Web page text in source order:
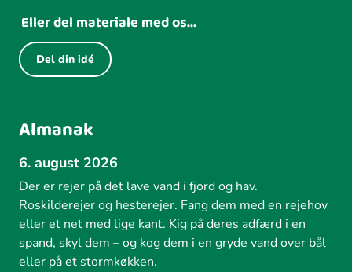
Eller del materiale med os...
Del din idé
Almanak
6. august 2026
Der er rejer på det lave vand i fjord og hav.
Roskilderejer og hesterejer. Fang dem med en rejehov
eller et net med lige kant. Kig på deres adfærd i en
spand, skyl dem – og kog dem i en gryde vand over bål
eller på et stormkøkken.